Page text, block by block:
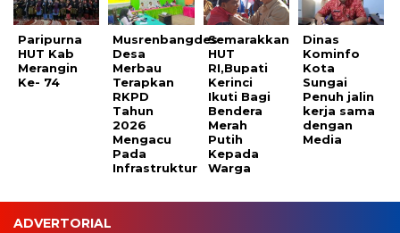
Paripurna
HUT Kab
Merangin
Ke- 74
Musrenbangdes
Desa
Merbau
Terapkan
RKPD
Tahun
2026
Mengacu
Pada
Infrastruktur
Semarakkan
HUT
RI,Bupati
Kerinci
Ikuti Bagi
Bendera
Merah
Putih
Kepada
Warga
Dinas
Kominfo
Kota
Sungai
Penuh jalin
kerja sama
dengan
Media
ADVERTORIAL